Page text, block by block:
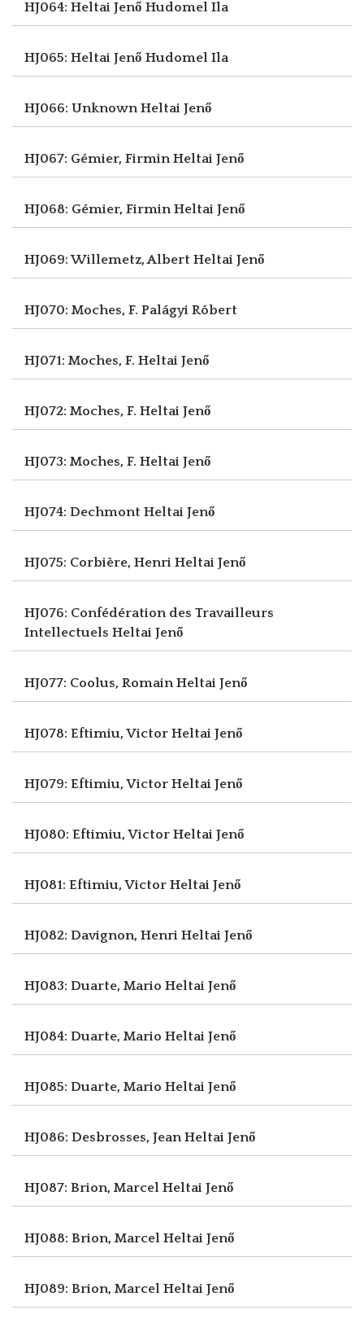
HJ064: Heltai Jenő Hudomel Ila
HJ065: Heltai Jenő Hudomel Ila
HJ066: UnknownHeltai Jenő
HJ067: Gémier, FirminHeltai Jenő
HJ068: Gémier, FirminHeltai Jenő
HJ069: Willemetz, Albert Heltai Jenő
HJ070: Moches, F. Palágyi Róbert
HJ071: Moches, F. Heltai Jenő
HJ072: Moches, F. Heltai Jenő
HJ073: Moches, F. Heltai Jenő
HJ074: Dechmont Heltai Jenő
HJ075: Corbière, Henri Heltai Jenő
HJ076: Confédération des Travailleurs
Intellectuels Heltai Jenő
HJ077: Coolus, RomainHeltai Jenő
HJ078: Eftimiu, Victor Heltai Jenő
HJ079: Eftimiu, Victor Heltai Jenő
HJ080: Eftimiu, Victor Heltai Jenő
HJ081: Eftimiu, Victor Heltai Jenő
HJ082: Davignon, Henri Heltai Jenő
HJ083: Duarte, Mario Heltai Jenő
HJ084: Duarte, Mario Heltai Jenő
HJ085: Duarte, Mario Heltai Jenő
HJ086: Desbrosses, JeanHeltai Jenő
HJ087: Brion, Marcel Heltai Jenő
HJ088: Brion, Marcel Heltai Jenő
HJ089: Brion, Marcel Heltai Jenő